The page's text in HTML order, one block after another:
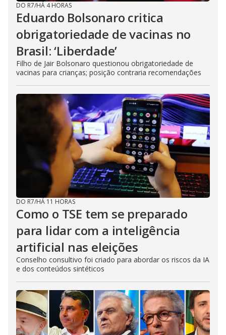
DO R7/HÁ 4 HORAS
Eduardo Bolsonaro critica
obrigatoriedade de vacinas no
Brasil: ‘Liberdade’
Filho de Jair Bolsonaro questionou obrigatoriedade de
vacinas para crianças; posição contraria recomendações
DO R7/HÁ 11 HORAS
Como o TSE tem se preparado
para lidar com a inteligência
artificial nas eleições
Conselho consultivo foi criado para abordar os riscos da IA
e dos conteúdos sintéticos